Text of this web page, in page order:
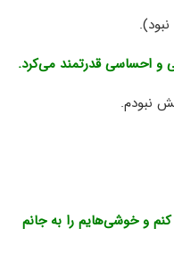
و احساسی قدرتمند می‌کرد.
نبودم.
و خوشی‌هایم را به جانم